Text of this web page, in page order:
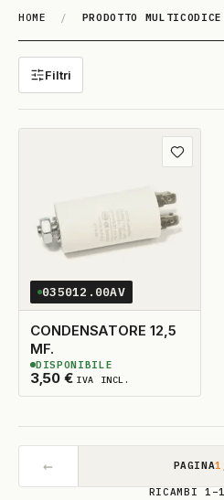
HOME / PRODOTTO MULTICODICE
16CD13
Filtri
Aggiungi
035012.00AV
CONDENSATORE 12,5
MF.
3,50 € IVA INCL.
2DISPONIBILI
DISPONIBILE
← PAGINA1
RICAMBI